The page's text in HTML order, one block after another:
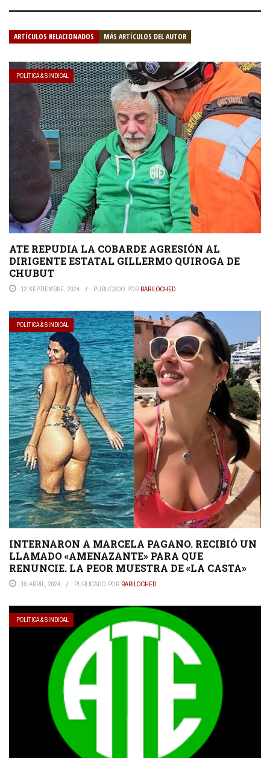
ARTÍCULOS RELACIONADOS MÁS ARTÍCULOS DEL AUTOR
POLÍTICA & SINDICAL
ATE REPUDIA LA COBARDE AGRESIÓN AL
DIRIGENTE ESTATAL GILLERMO QUIROGA DE
CHUBUT
12 SEPTIEMBRE, 2024 PUBLICADO POR BARILOCHED
POLÍTICA & SINDICAL
INTERNARON A MARCELA PAGANO. RECIBIÓ UN
LLAMADO «AMENAZANTE» PARA QUE
RENUNCIE. LA PEOR MUESTRA DE «LA CASTA»
19 ABRIL, 2024 PUBLICADO POR BARILOCHED
POLÍTICA & SINDICAL